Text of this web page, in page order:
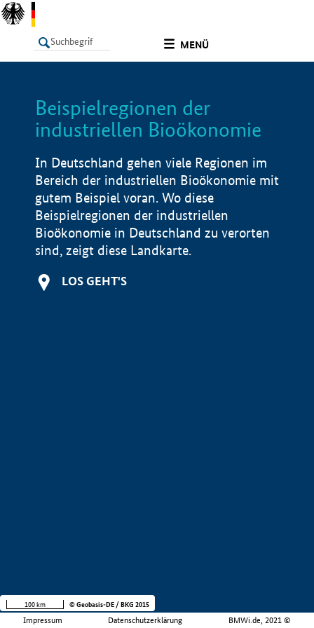
MENÜ
LISTE
Beispielregionen der
industriellen Bioökonomie
In Deutschland gehen viele Regionen im
Bereich der industriellen Bioökonomie mit
gutem Beispiel voran. Wo diese
Beispielregionen der industriellen
Bioökonomie in Deutschland zu verorten
sind, zeigt diese Landkarte.
LOS GEHT'S
Impressum Datenschutzerklärung BMWi.de, 2021 ©
100 km © Geobasis-DE / BKG 2015